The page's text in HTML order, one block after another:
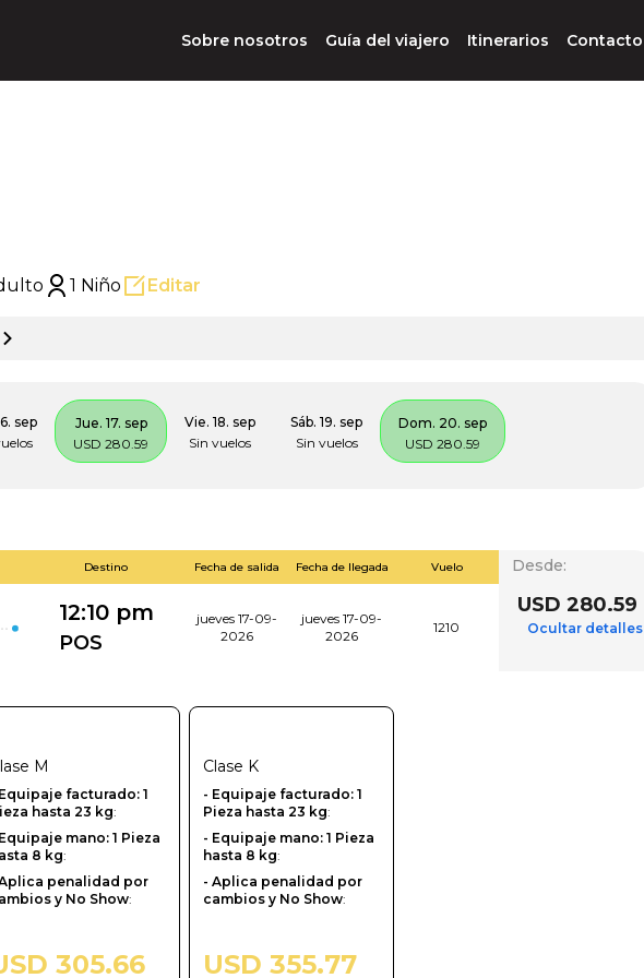
Sobre nosotros Guía del viajero Itinerarios Contacto
1 Niño Editar
sep
Jue. 17. sep
USD 280.59
Vie. 18. sep
Sin vuelos
Sáb. 19. sep
Sin vuelos
Dom. 20. sep
USD 280.59
Destino Fecha de salida Fecha de llegada Vuelo
12:10 pm
POS
jueves 17-09-
2026
jueves 17-09-
2026
1210
Desde:
USD 280.59
Ocultar detalles
M
facturado: 1
hasta 23 kg:
mano: 1 Pieza
8 kg:
penalidad por
y No Show:
305.66
Clase K
- Equipaje facturado: 1
Pieza hasta 23 kg:
- Equipaje mano: 1 Pieza
hasta 8 kg:
- Aplica penalidad por
cambios y No Show:
USD 355.77